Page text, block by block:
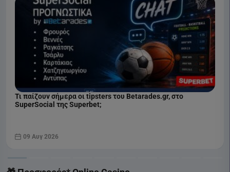
Τι παίζουν σήμερα οι tipsters του Betarades.gr, στο
SuperSocial της Superbet;
09 Αυγ 2026